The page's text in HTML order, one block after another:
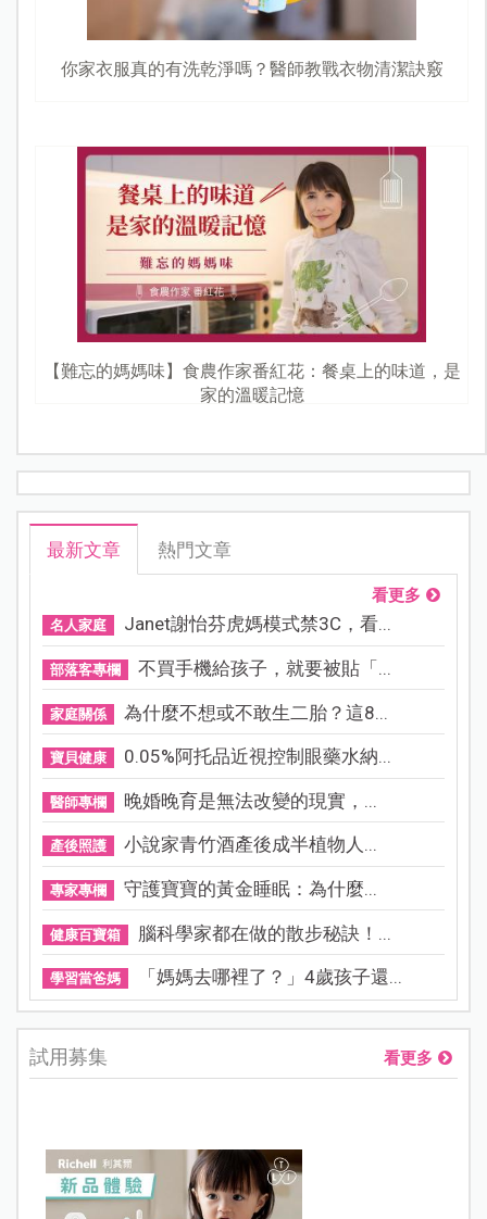
你家衣服真的有洗乾淨嗎？醫師教戰衣物清潔訣竅
【難忘的媽媽味】食農作家番紅花：餐桌上的味道，是
家的溫暖記憶
最新文章 熱門文章
看更多
名人家庭 Janet謝怡芬虎媽模式禁3C，看...
部落客專欄 不買手機給孩子，就要被貼「...
家庭關係 為什麼不想或不敢生二胎？這8...
寶貝健康 0.05%阿托品近視控制眼藥水納...
醫師專欄 晚婚晚育是無法改變的現實，...
產後照護 小說家青竹酒產後成半植物人...
專家專欄 守護寶寶的黃金睡眠：為什麼...
健康百寶箱 腦科學家都在做的散步秘訣！...
學習當爸媽 「媽媽去哪裡了？」4歲孩子還...
試用募集 看更多